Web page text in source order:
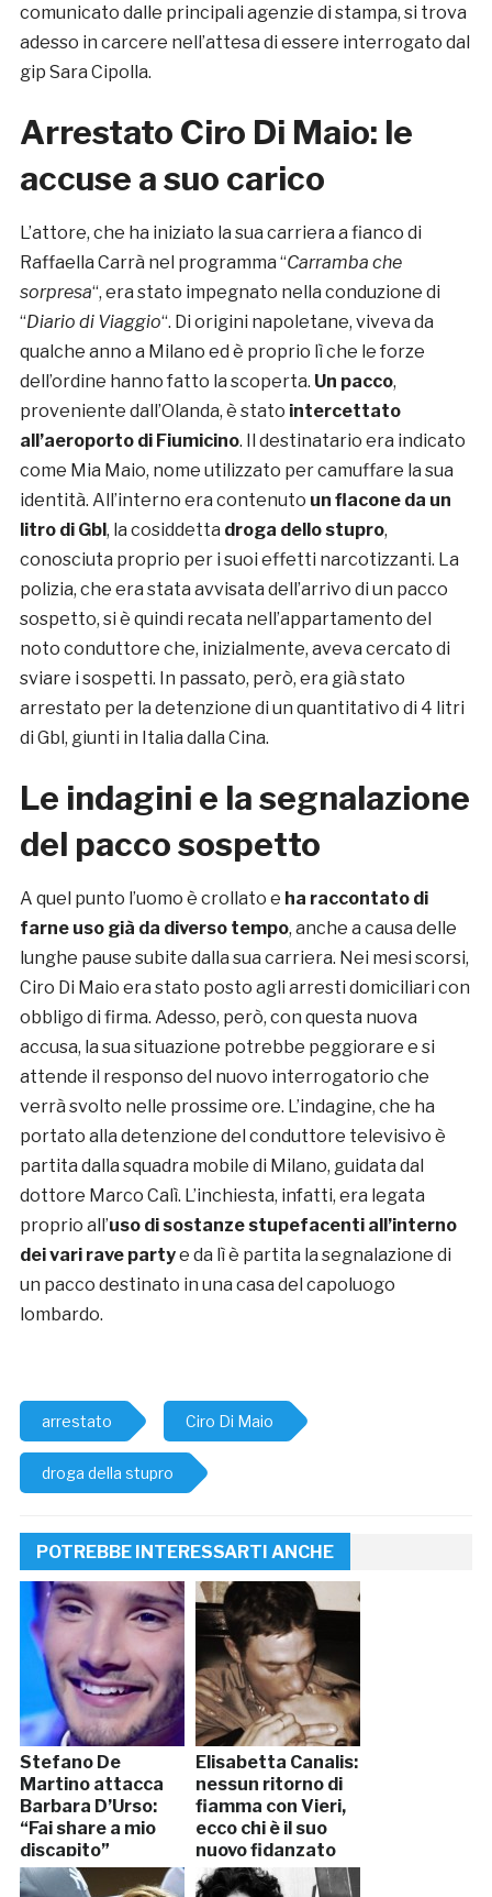
comunicato dalle principali agenzie di stampa, si trova
adesso in carcere nell’attesa di essere interrogato dal
gip Sara Cipolla.
Arrestato Ciro Di Maio: le
accuse a suo carico
L’attore, che ha iniziato la sua carriera a fianco di
Raffaella Carrà nel programma “Carramba che
sorpresa“, era stato impegnato nella conduzione di
“Diario di Viaggio“. Di origini napoletane, viveva da
qualche anno a Milano ed è proprio lì che le forze
dell’ordine hanno fatto la scoperta. Un pacco,
proveniente dall’Olanda, è stato intercettato
all’aeroporto di Fiumicino. Il destinatario era indicato
come Mia Maio, nome utilizzato per camuffare la sua
identità. All’interno era contenuto un flacone da un
litro di Gbl, la cosiddetta droga dello stupro,
conosciuta proprio per i suoi effetti narcotizzanti. La
polizia, che era stata avvisata dell’arrivo di un pacco
sospetto, si è quindi recata nell’appartamento del
noto conduttore che, inizialmente, aveva cercato di
sviare i sospetti. In passato, però, era già stato
arrestato per la detenzione di un quantitativo di 4 litri
di Gbl, giunti in Italia dalla Cina.
Le indagini e la segnalazione
del pacco sospetto
A quel punto l’uomo è crollato e ha raccontato di
farne uso già da diverso tempo, anche a causa delle
lunghe pause subite dalla sua carriera. Nei mesi scorsi,
Ciro Di Maio era stato posto agli arresti domiciliari con
obbligo di firma. Adesso, però, con questa nuova
accusa, la sua situazione potrebbe peggiorare e si
attende il responso del nuovo interrogatorio che
verrà svolto nelle prossime ore. L’indagine, che ha
portato alla detenzione del conduttore televisivo è
partita dalla squadra mobile di Milano, guidata dal
dottore Marco Calì. L’inchiesta, infatti, era legata
proprio all’uso di sostanze stupefacenti all’interno
dei vari rave partye da lì è partita la segnalazione di
un pacco destinato in una casa del capoluogo
lombardo.
arrestato Ciro Di Maio
droga della stupro
POTREBBE INTERESSARTI ANCHE
Stefano De
Martino attacca
Barbara D’Urso:
“Fai share a mio
discapito”
Elisabetta Canalis:
nessun ritorno di
fiamma con Vieri,
ecco chi è il suo
nuovo fidanzato